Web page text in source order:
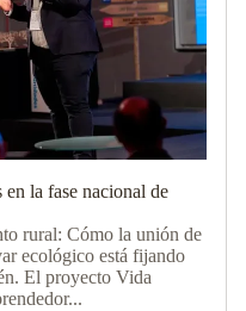
la fase nacional de
rural: Cómo la unión de
ecológico está fijando
El proyecto Vida